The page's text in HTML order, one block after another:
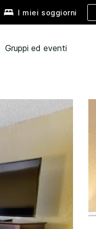
I miei soggiorni
Gruppi ed eventi